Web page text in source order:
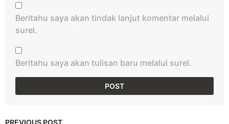
Beritahu saya akan tindak lanjut komentar melalui
surel.
Beritahu saya akan tulisan baru melalui surel.
PREVIOUS POST